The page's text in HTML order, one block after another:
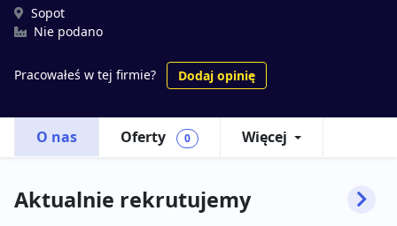
Sopot
Nie podano
Pracowałeś w tej firmie? Dodaj opinię
O nas Oferty 0 Więcej
Aktualnie rekrutujemy